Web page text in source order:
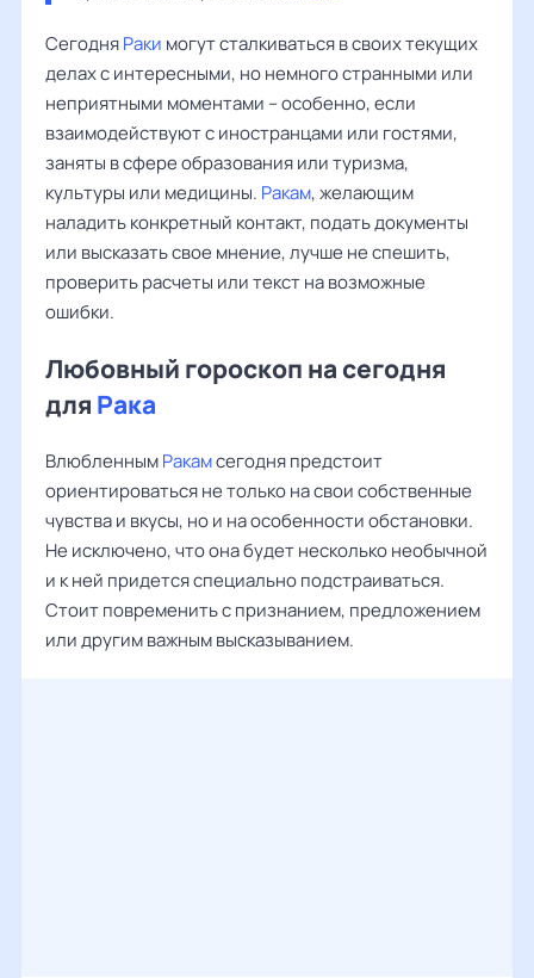
СегодняРаки могут сталкиваться в своих текущих
делах с интересными, но немного странными или
неприятными моментами – особенно, если
взаимодействуют с иностранцами или гостями,
заняты в сфере образования или туризма,
культуры или медицины. Ракам, желающим
наладить конкретный контакт, подать документы
или высказать свое мнение, лучше не спешить,
проверить расчеты или текст на возможные
ошибки.
Любовный гороскоп на сегодня
для Рака
ВлюбленнымРакамсегодня предстоит
ориентироваться не только на свои собственные
чувства и вкусы, но и на особенности обстановки.
Не исключено, что она будет несколько необычной
и к ней придется специально подстраиваться.
Стоит повременить с признанием, предложением
или другим важным высказыванием.